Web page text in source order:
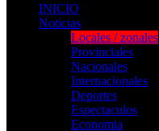
INICIO
Noticias
Locales / zonales
Provinciales
Nacionales
Internacionales
Deportes
Espectaculos
Economia